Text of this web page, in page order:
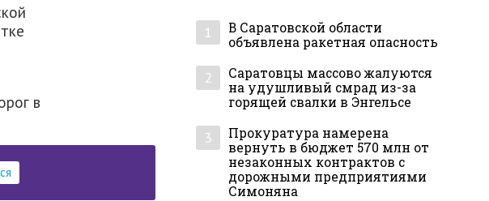
в
1
В Саратовской области
объявлена ракетная опасность
2
Саратовцы массово жалуются
на удушливый смрад из-за
горящей свалки в Энгельсе
3
Прокуратура намерена
вернуть в бюджет 570 млн от
незаконных контрактов с
дорожными предприятиями
Симоняна